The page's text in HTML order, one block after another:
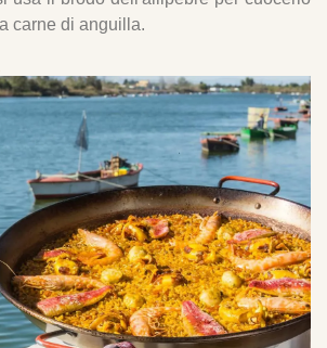
carne di anguilla.